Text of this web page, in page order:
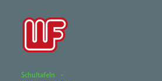
Schultafeln